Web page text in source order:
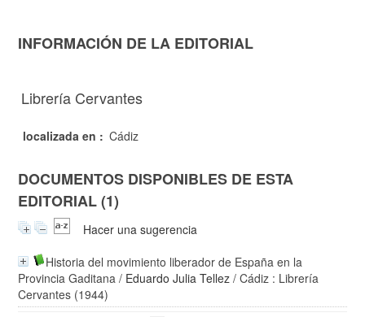
INFORMACIÓN DE LA EDITORIAL
Librería Cervantes
localizada en : Cádiz
DOCUMENTOS DISPONIBLES DE ESTA
EDITORIAL (1)
Hacer una sugerencia
Historia del movimiento liberador de España en la
Provincia Gaditana / Eduardo Julia Tellez / Cádiz : Librería
Cervantes (1944)